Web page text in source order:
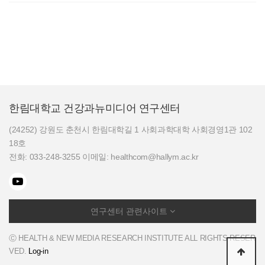
한림대학교 건강과뉴미디어 연구센터
(24252) 강원도 춘천시 한림대학길 1 사회과학대학 사회경영1관 102
18호
전화: 033-248-3255 이메일: healthcom@hallym.ac.kr
연구센터 관련사이트
Ⓒ HEALTH & NEW MEDIA RESEARCH INSTITUTE ALL RIGHTS RESER
VED. Log-in